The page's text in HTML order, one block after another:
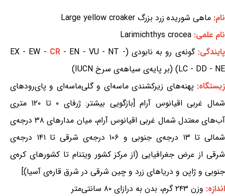
نام: ماهی شوریده زرد بزرگ Large yellow croaker
نام علمی: Larimichthys crocea
پایندگی:گونه‌ی رو به نابودی (EX - EW - CR - EN - VU - NT -
LC - DD - NE) (بر پایه‌ی سیاهه‌ی سرخ IUCN)
زیستگاه: پهنه‌های زیرکشندی ماسه‌ای و گلی‌ماسه‌ای و پای‌رودهای
شمال غربی اقیانوس آرام [بازگویی بیشتر: ژرفای ۰ تا ۱۲۰ متری
آب‌های معتدل شمال غربی اقیانوس آرام، میان مدارهای ۳۸ درجه‌ی
شمالی تا ۱۳ درجه‌ی جنوبی و ۱۰۶ درجه‌ی شرقی تا ۱۴۱ درجه‌ی
شرقی از عرض جغرافیایی (از مرکز کشور ویتنام تا کشورهای کره‌ی
جنوبی و ژاپن و دریاهای زرد و چین شرقی در شرق قاره‌ی آسیا)]
اندازه: وزن ۲۴۳ گرم، بدن به درازای ۸۰ سانتی‌متر